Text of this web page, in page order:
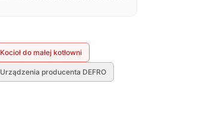
Kocioł do małej kotłowni
Urządzenia producenta DEFRO